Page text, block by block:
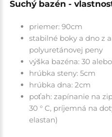
Suchý bazén -
priemer: 90cm
stabilné boky a dno z
polyuretánovej peny
výška bazéna: 30
hrúbka steny: 5cm
hrúbka dna: 2cm
poťah: zapínanie na
30 ° C, príjemná na
elastan)